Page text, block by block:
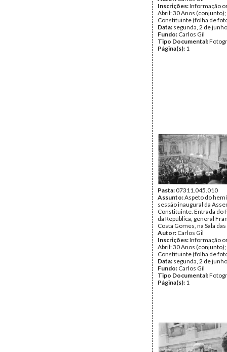
Inscrições:Informação
Abril: 30 Anos
Constituinte (folha de
Data: segunda, 2 de
Fundo: Carlos Gil
Tipo Documental:
Página(s): 1
Pasta:07311.045.010
Assunto:Aspeto do
sessão inaugural da
Constituinte. Entrada do
da República, general
Costa Gomes, na Sala
Autor: Carlos Gil
Inscrições:Informação
Abril: 30 Anos
Constituinte (folha de
Data: segunda, 2 de
Fundo: Carlos Gil
Tipo Documental:
Página(s): 1